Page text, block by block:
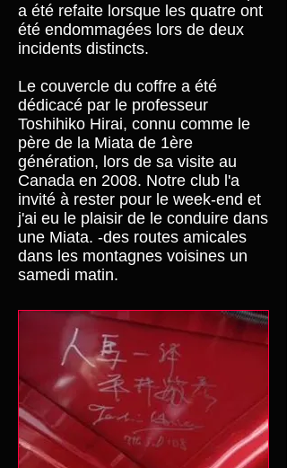
a été refaite lorsque les quatre ont
été endommagées lors de deux
incidents distincts.
Le couvercle du coffre a été
dédicacé par le professeur
Toshihiko Hirai, connu comme le
père de la Miata de 1ère
génération, lors de sa visite au
Canada en 2008. Notre club l'a
invité à rester pour le week-end et
j'ai eu le plaisir de le conduire dans
une Miata. -des routes amicales
dans les montagnes voisines un
samedi matin.